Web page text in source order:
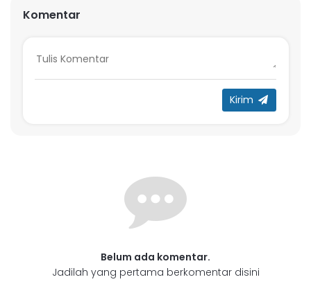
Komentar
Kirim
Belum ada komentar.
Jadilah yang pertama berkomentar disini